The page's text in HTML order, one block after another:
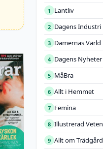
1 Lantliv
2 Dagens Industri
3 Damernas Värld
4 Dagens Nyheter
5 MåBra
6 Allt i Hemmet
7 Femina
8 Illustrerad
9 Allt om Trädgård